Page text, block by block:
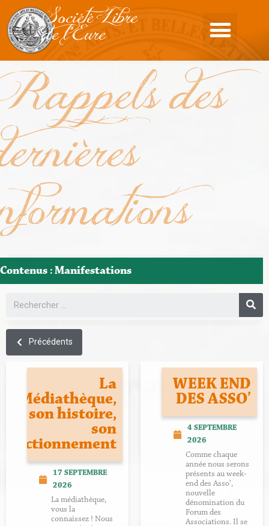
Société Libre
de l'Eure
des
Contenus : Manifestations
Précédents
La
Médiathèque,
son histoire,
son
fonctionnement
17 SEPTEMBRE
2026
La médiathèque,
vous la
connaissez ! Nous
WEEK END
DES ASSO’
4 SEPTEMBRE
2026
Comme chaque
année nous serons
présents au week-
end des Asso’,
nouvelle
dénomination du
Forum des
Associations. Il se